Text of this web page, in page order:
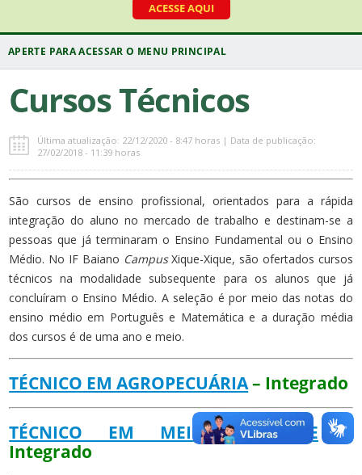
ACESSE AQUI
Cursos Técnicos
Última atualização: 22/12/2020 - 8:47 horas | Data de publicação:
27/02/2018 - 11:39 horas
São cursos de ensino profissional, orientados para a rápida
integração do aluno no mercado de trabalho e destinam-se a
pessoas que já terminaram o Ensino Fundamental ou o Ensino
Médio. No IF Baiano CampusXique-Xique, são ofertados cursos
técnicos na modalidade subsequente para os alunos que já
concluíram o Ensino Médio. A seleção é por meio das notas do
ensino médio em Português e Matemática e a duração média
dos cursos é de uma ano e meio.
TÉCNICO EM AGROPECUÁRIA– Integrado
TÉCNICO EM MEIO AMBIENTE–
Integrado